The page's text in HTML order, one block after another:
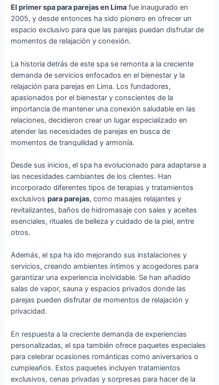
El primer spa para parejas en Lima fue inaugurado en
2005, y desde entonces ha sido pionero en ofrecer un
espacio exclusivo para que las parejas puedan disfrutar de
momentos de relajación y conexión.
La historia detrás de este spa se remonta a la creciente
demanda de servicios enfocados en el bienestar y la
relajación para parejas en Lima. Los fundadores,
apasionados por el bienestar y conscientes de la
importancia de mantener una conexión saludable en las
relaciones, decidieron crear un lugar especializado en
atender las necesidades de parejas en busca de
momentos de tranquilidad y armonía.
Desde sus inicios, el spa ha evolucionado para adaptarse a
las necesidades cambiantes de los clientes. Han
incorporado diferentes tipos de terapias y tratamientos
exclusivospara parejas, como masajes relajantes y
revitalizantes, baños de hidromasaje con sales y aceites
esenciales, rituales de belleza y cuidado de la piel, entre
otros.
Además, el spa ha ido mejorando sus instalaciones y
servicios, creando ambientes íntimos y acogedores para
garantizar una experiencia inolvidable. Se han añadido
salas de vapor, sauna y espacios privados donde las
parejas pueden disfrutar de momentos de relajación y
privacidad.
En respuesta a la creciente demanda de experiencias
personalizadas, el spa también ofrece paquetes especiales
para celebrar ocasiones románticas como aniversarios o
cumpleaños. Estos paquetes incluyen tratamientos
exclusivos, cenas privadas y sorpresas para hacer de la